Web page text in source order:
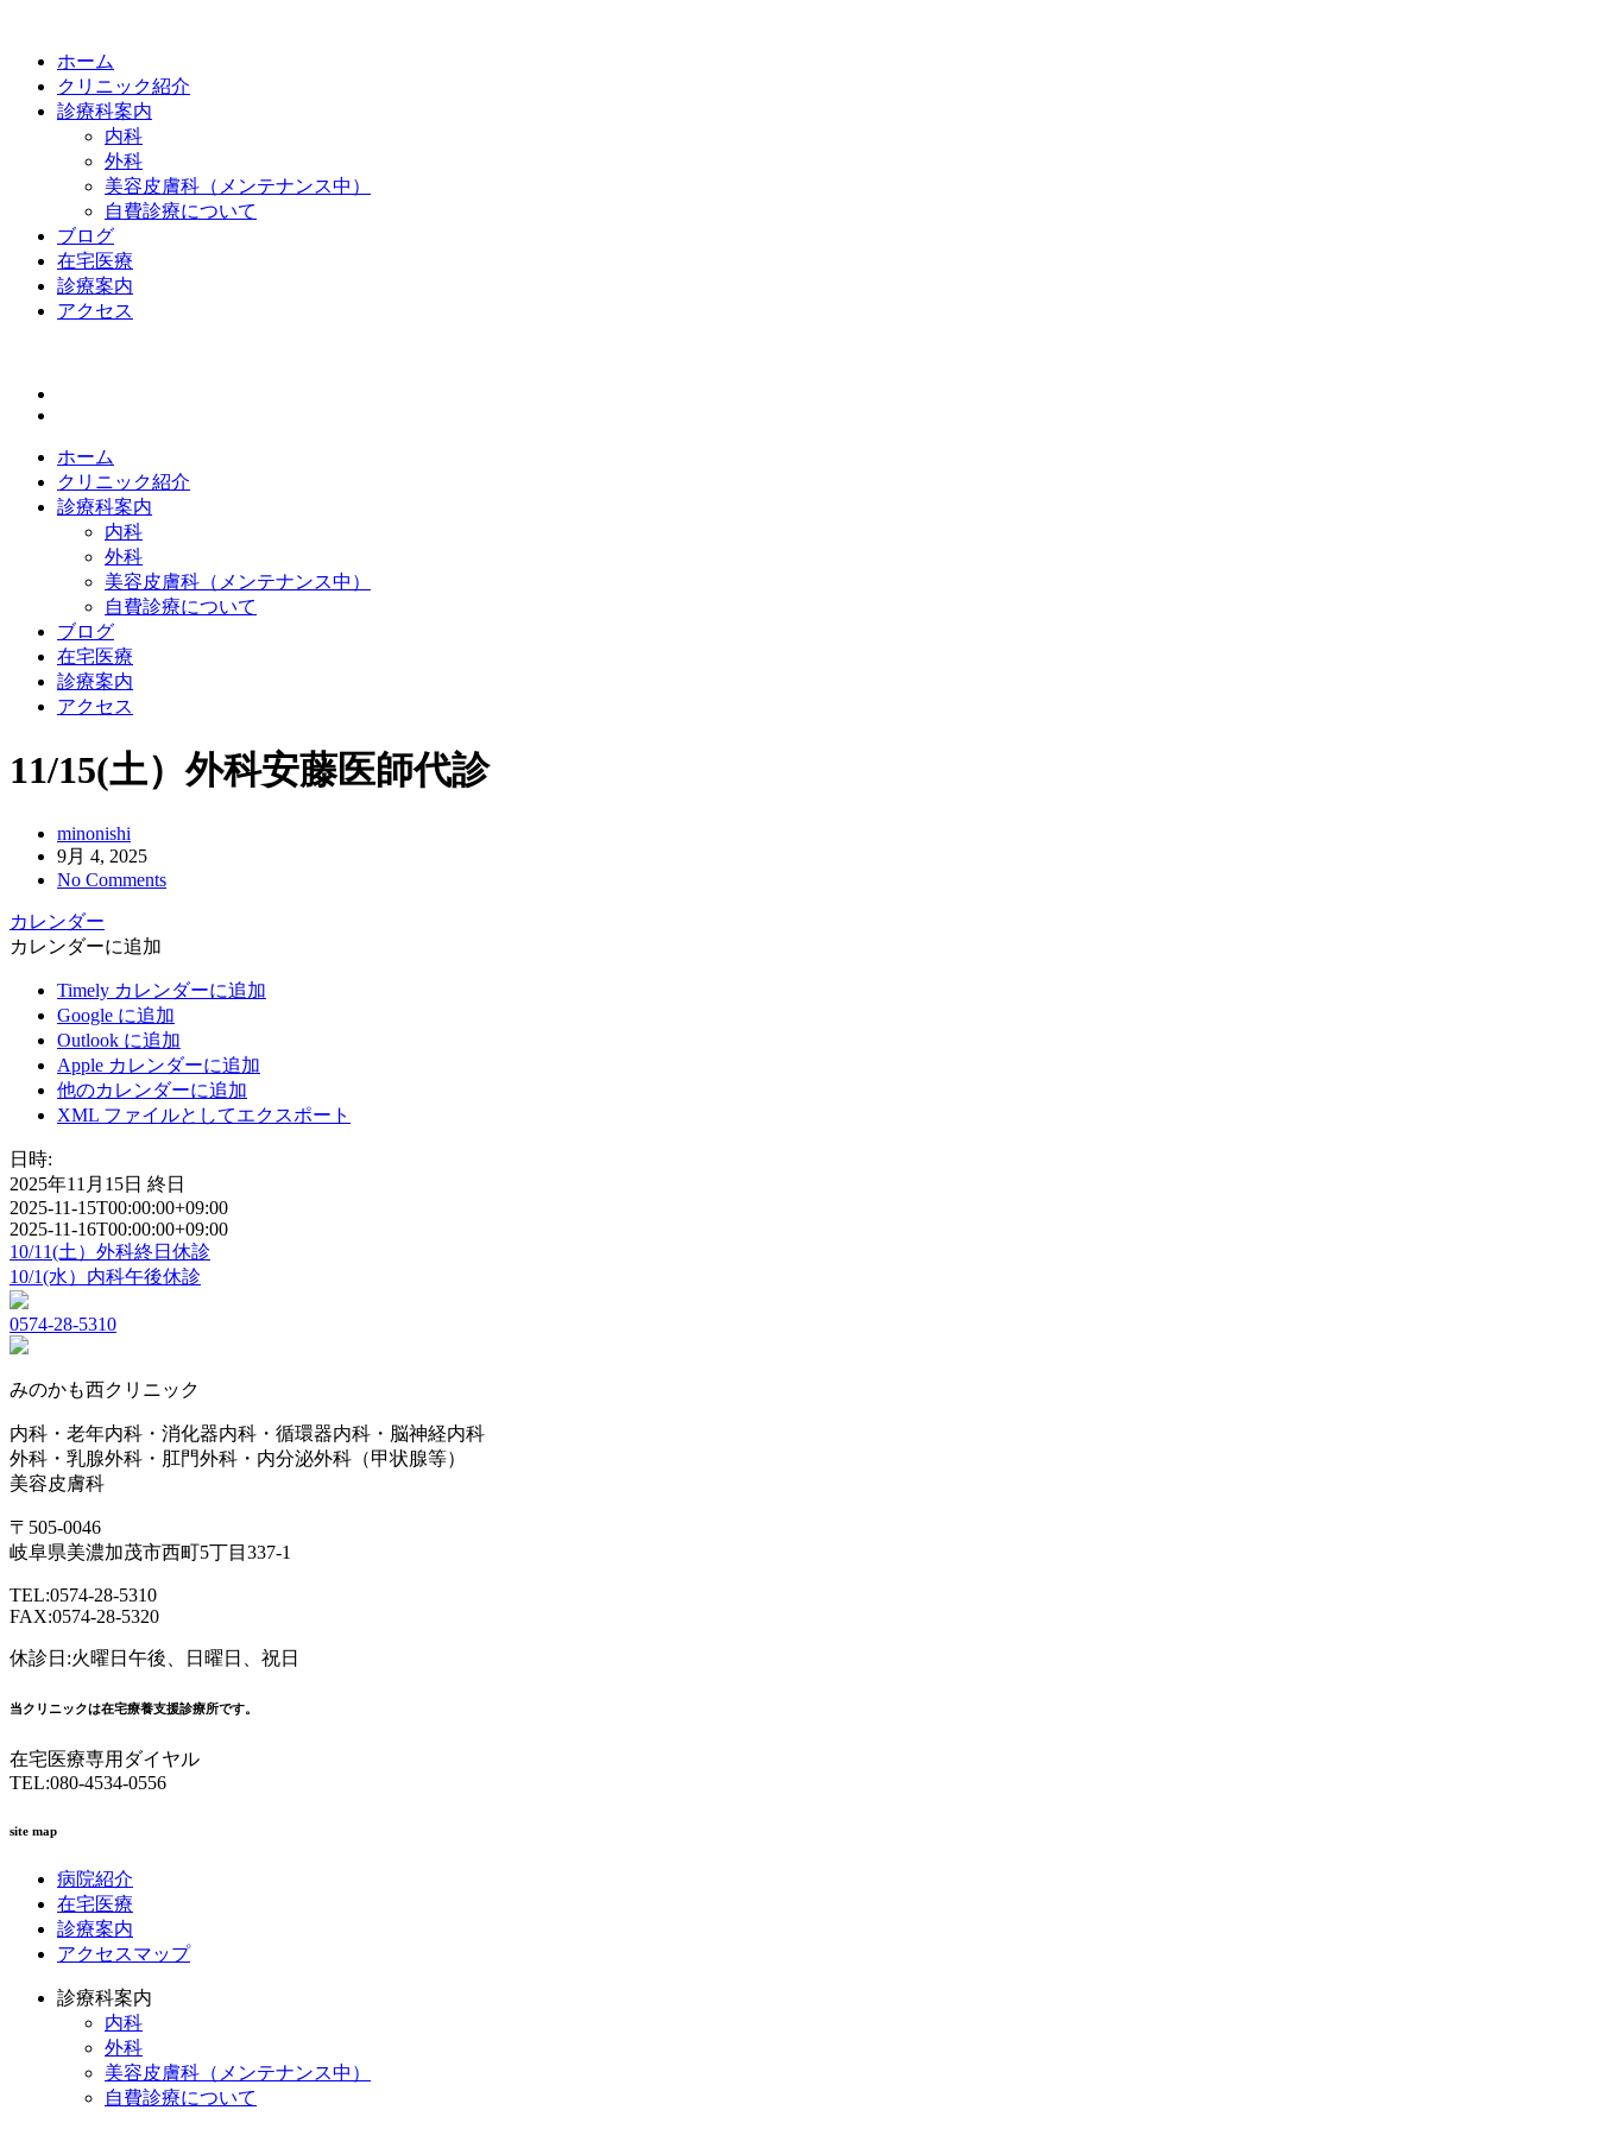
ホーム
クリニック紹介
診療科案内
内科
外科
美容皮膚科（メンテナンス中）
自費診療について
ブログ
在宅医療
診療案内
アクセス
ホーム
クリニック紹介
診療科案内
内科
外科
美容皮膚科（メンテナンス中）
自費診療について
ブログ
在宅医療
診療案内
アクセス
11/15(土）外科安藤医師代診
minonishi
9月 4, 2025
No Comments
カレンダー
カレンダーに追加
Timely カレンダーに追加
Google に追加
Outlook に追加
Apple カレンダーに追加
他のカレンダーに追加
XML ファイルとしてエクスポート
日時:
2025年11月15日 終日
2025-11-15T00:00:00+09:00
2025-11-16T00:00:00+09:00
10/11(土）外科終日休診
10/1(水）内科午後休診
0574-28-5310
みのかも西クリニック
内科・老年内科・消化器内科・循環器内科・脳神経内科
外科・乳腺外科・肛門外科・内分泌外科（甲状腺等）
美容皮膚科
〒505-0046
岐阜県美濃加茂市西町5丁目337-1
TEL:0574-28-5310
FAX:0574-28-5320
休診日:火曜日午後、日曜日、祝日
当クリニックは在宅療養支援診療所です。
在宅医療専用ダイヤル
TEL:080-4534-0556
site map
病院紹介
在宅医療
診療案内
アクセスマップ
診療科案内
内科
外科
美容皮膚科（メンテナンス中）
自費診療について